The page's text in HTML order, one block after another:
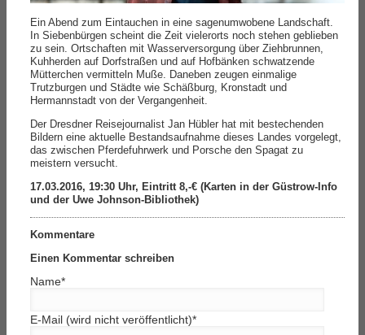
Ein Abend zum Eintauchen in eine sagenumwobene Landschaft.
In Siebenbürgen scheint die Zeit vielerorts noch stehen geblieben
zu sein. Ortschaften mit Wasserversorgung über Ziehbrunnen,
Kuhherden auf Dorfstraßen und auf Hofbänken schwatzende
Mütterchen vermitteln Muße. Daneben zeugen einmalige
Trutzburgen und Städte wie Schäßburg, Kronstadt und
Hermannstadt von der Vergangenheit.
Der Dresdner Reisejournalist Jan Hübler hat mit bestechenden
Bildern eine aktuelle Bestandsaufnahme dieses Landes vorgelegt,
das zwischen Pferdefuhrwerk und Porsche den Spagat zu
meistern versucht.
17.03.2016, 19:30 Uhr, Eintritt 8,-€ (Karten in der Güstrow-Info
und der Uwe Johnson-Bibliothek)
Kommentare
Einen Kommentar schreiben
Name*
E-Mail (wird nicht veröffentlicht)*